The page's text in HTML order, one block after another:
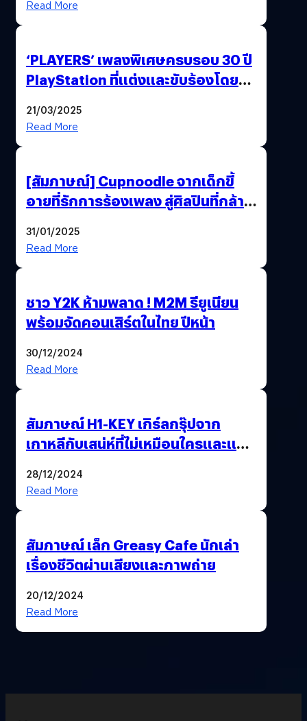
Read More
‘PLAYERS’ เพลงพิเศษครบรอบ 30 ปี
PlayStation ที่แต่งและขับร้องโดย
21/03/2025
Read More
[สัมภาษณ์] Cupnoodle จากเด็กขี้
อายที่รักการร้องเพลง สู่ศิลปินที่กล้า
31/01/2025
Read More
ชาว Y2K ห้ามพลาด ! M2M รียูเนียน
พร้อมจัดคอนเสิร์ตในไทย ปีหน้า
30/12/2024
Read More
สัมภาษณ์ H1-KEY เกิร์ลกรุ๊ปจาก
เกาหลีกับเสน่ห์ที่ไม่เหมือนใครและแรง
28/12/2024
Read More
สัมภาษณ์ เล็ก Greasy Cafe นักเล่า
เรื่องชีวิตผ่านเสียงและภาพถ่าย
20/12/2024
Read More